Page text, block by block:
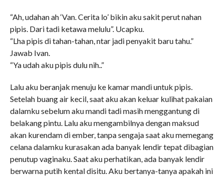
“Ah, udahan ah ‘Van. Cerita lo’ bikin aku sakit perut nahan
pipis. Dari tadi ketawa melulu”. Ucapku.
“Lha pipis di tahan-tahan, ntar jadi penyakit baru tahu.”
Jawab Ivan.
“Ya udah aku pipis dulu nih..”
Lalu aku beranjak menuju ke kamar mandi untuk pipis.
Setelah buang air kecil, saat aku akan keluar kulihat pakaian
dalamku sebelum aku mandi tadi masih menggantung di
belakang pintu. Lalu aku mengambilnya dengan maksud
akan kurendam di ember, tanpa sengaja saat aku memegang
celana dalamku kurasakan ada banyak lendir tepat dibagian
penutup vaginaku. Saat aku perhatikan, ada banyak lendir
berwarna putih kental disitu. Aku bertanya-tanya apakah ini